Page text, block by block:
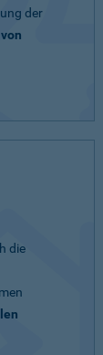
der
die